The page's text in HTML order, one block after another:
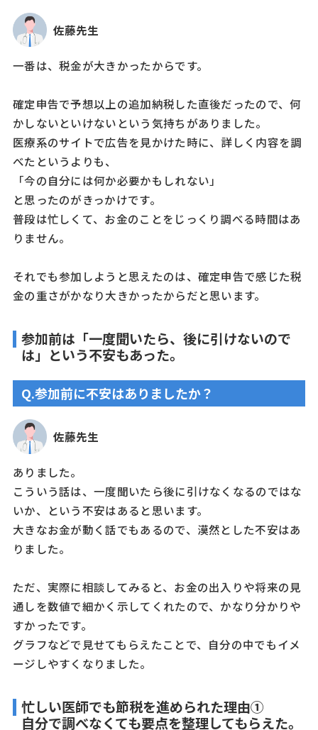
佐藤先生
一番は、税金が大きかったからです。
確定申告で予想以上の追加納税した直後だったので、何
かしないといけないという気持ちがありました。
医療系のサイトで広告を見かけた時に、詳しく内容を調
べたというよりも、
「今の自分には何か必要かもしれない」
と思ったのがきっかけです。
普段は忙しくて、お金のことをじっくり調べる時間はあ
りません。
それでも参加しようと思えたのは、確定申告で感じた税
金の重さがかなり大きかったからだと思います。
参加前は「一度聞いたら、後に引けないので
は」という不安もあった。
Q.参加前に不安はありましたか？
佐藤先生
ありました。
こういう話は、一度聞いたら後に引けなくなるのではな
いか、という不安はあると思います。
大きなお金が動く話でもあるので、漠然とした不安はあ
りました。
ただ、実際に相談してみると、お金の出入りや将来の見
通しを数値で細かく示してくれたので、かなり分かりや
すかったです。
グラフなどで見せてもらえたことで、自分の中でもイメ
ージしやすくなりました。
忙しい医師でも節税を進められた理由①
自分で調べなくても要点を整理してもらえた。